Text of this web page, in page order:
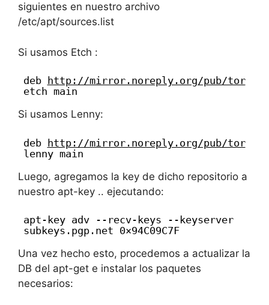
siguientes en nuestro archivo
/etc/apt/sources.list
Si usamos Etch :
deb
http://mirror.noreply.org/pub/tor
etch main
Si usamos Lenny:
deb http://mirror.noreply.org/pub/tor
lenny main
Luego, agregamos la key de dicho repositorio a
nuestro apt-key .. ejecutando:
apt-key adv --recv-keys --keyserver
subkeys.pgp.net 0×94C09C7F
Una vez hecho esto, procedemos a actualizar la
DB del apt-get e instalar los paquetes
necesarios: